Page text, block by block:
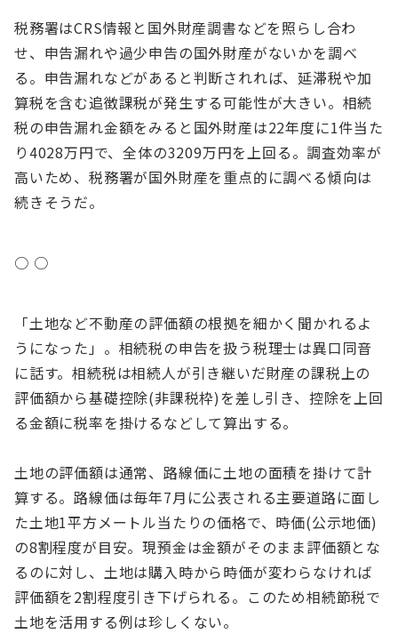
税務署はCRS情報と国外財産調書などを照らし合わ
せ、申告漏れや過少申告の国外財産がないかを調べ
る。申告漏れなどがあると判断されれば、延滞税や加
算税を含む追徴課税が発生する可能性が大きい。相続
税の申告漏れ金額をみると国外財産は22年度に1件当た
り4028万円で、全体の3209万円を上回る。調査効率が
高いため、税務署が国外財産を重点的に調べる傾向は
続きそうだ。
○ ○
「土地など不動産の評価額の根拠を細かく聞かれるよ
うになった」。相続税の申告を扱う税理士は異口同音
に話す。相続税は相続人が引き継いだ財産の課税上の
評価額から基礎控除(非課税枠)を差し引き、控除を上回
る金額に税率を掛けるなどして算出する。
土地の評価額は通常、路線価に土地の面積を掛けて計
算する。路線価は毎年7月に公表される主要道路に面し
た土地1平方メートル当たりの価格で、時価(公示地価)
の8割程度が目安。現預金は金額がそのまま評価額とな
るのに対し、土地は購入時から時価が変わらなければ
評価額を2割程度引き下げられる。このため相続節税で
土地を活用する例は珍しくない。